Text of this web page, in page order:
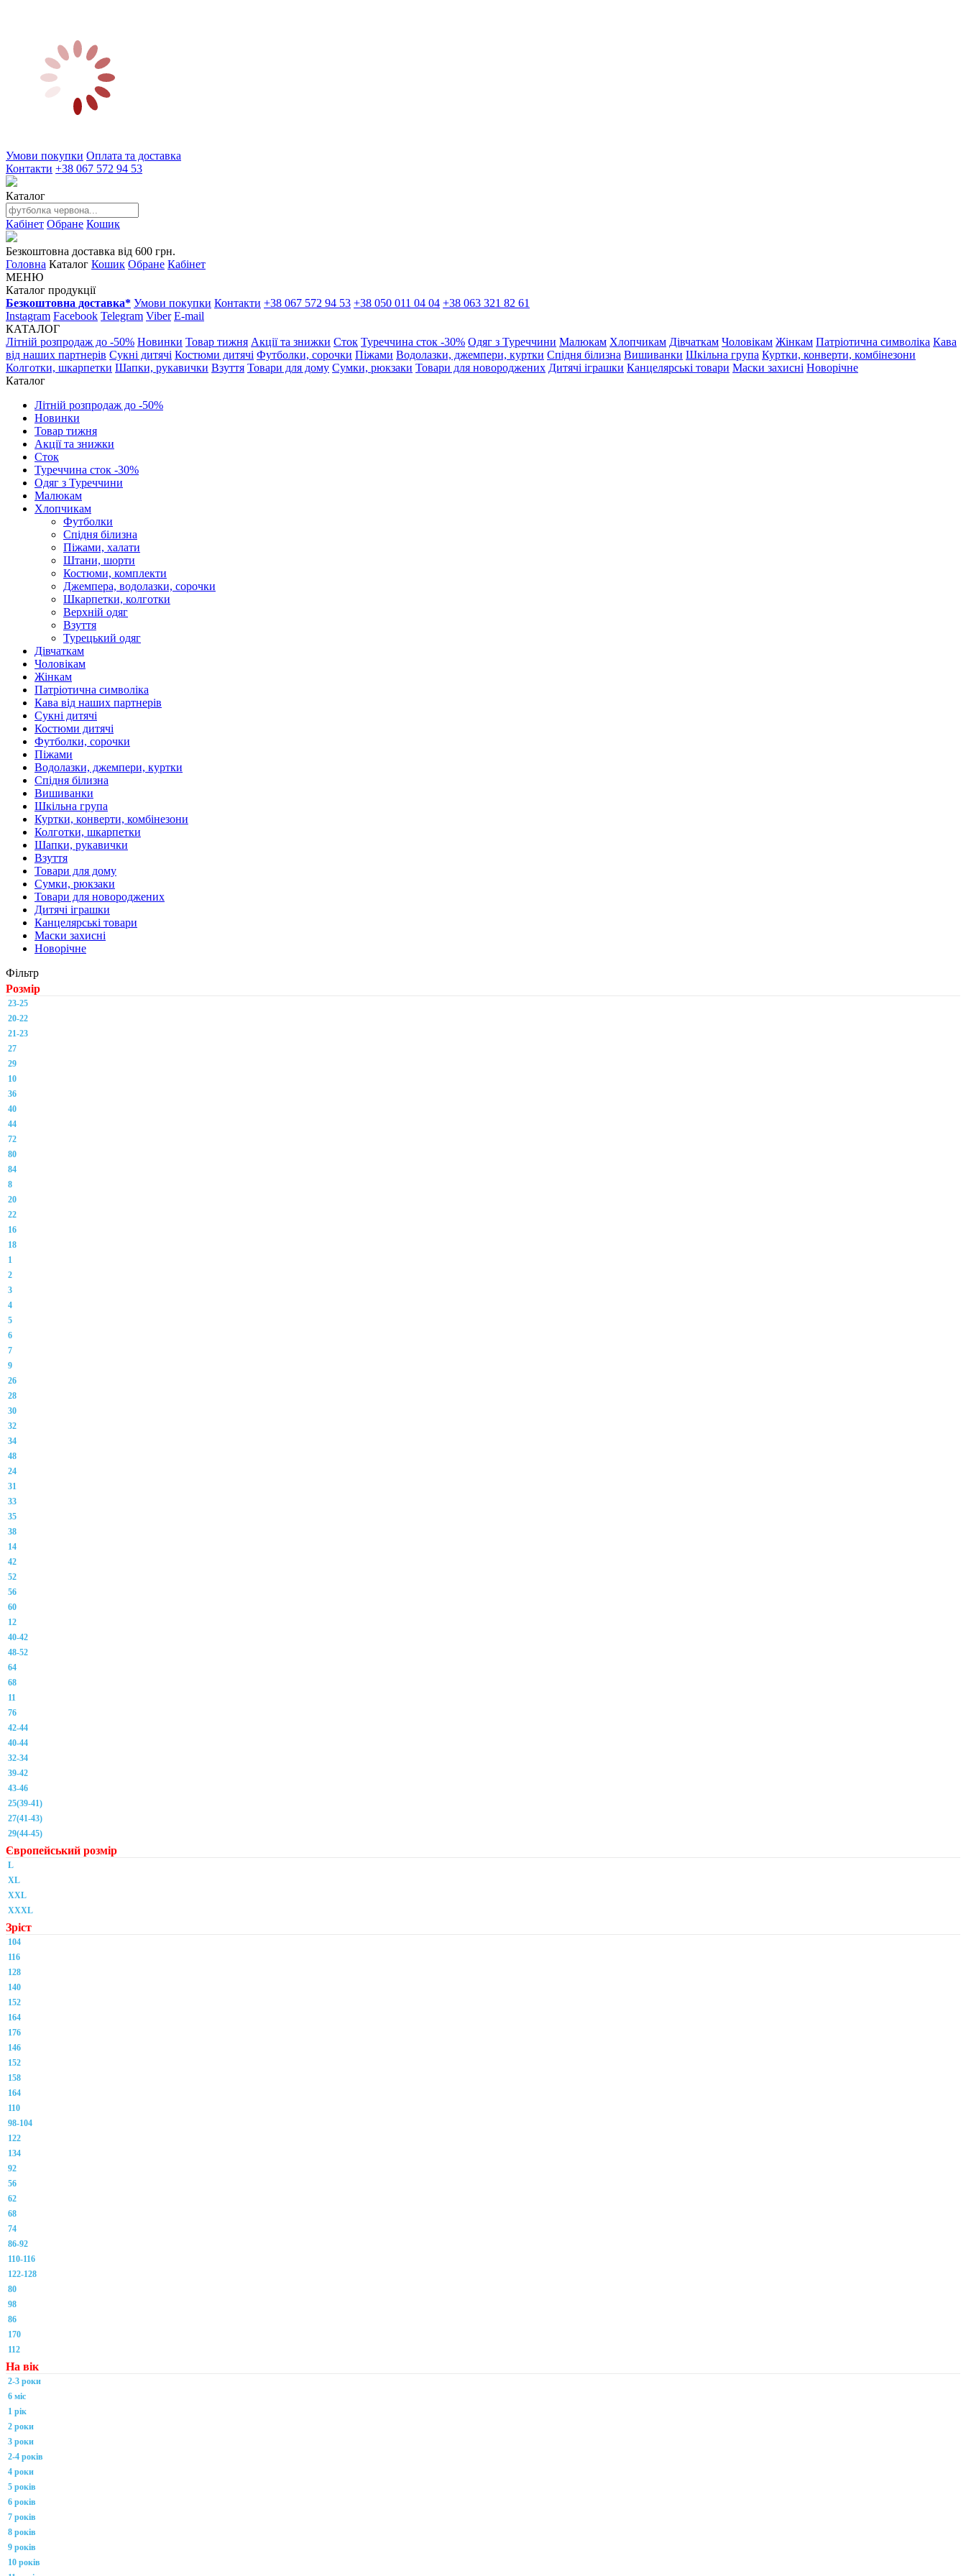
Умови покупки Оплата та доставка
Контакти +38 067 572 94 53
Каталог
Кабінет Обране Кошик
Безкоштовна доставка від 600 грн.
Головна Каталог Кошик Обране Кабінет
МЕНЮ
Каталог продукції
Безкоштовна доставка* Умови покупки Контакти +38 067 572 94 53 +38 050 011 04 04 +38 063 321 82 61
Instagram Facebook Telegram Viber E-mail
КАТАЛОГ
Літній розпродаж до -50% Новинки Товар тижня Акції та знижки Сток Туреччина сток -30% Одяг з Туреччини Малюкам Хлопчикам Дівчаткам Чоловікам Жінкам Патріотична символіка Кава
від наших партнерів Сукні дитячі Костюми дитячі Футболки, сорочки Піжами Водолазки, джемпери, куртки Спідня білизна Вишиванки Шкільна група Куртки, конверти, комбінезони
Колготки, шкарпетки Шапки, рукавички Взуття Товари для дому Сумки, рюкзаки Товари для новороджених Дитячі іграшки Канцелярські товари Маски захисні Новорічне
Каталог
Літній розпродаж до -50%
Новинки
Товар тижня
Акції та знижки
Сток
Туреччина сток -30%
Одяг з Туреччини
Малюкам
Хлопчикам
Футболки
Спідня білизна
Піжами, халати
Штани, шорти
Костюми, комплекти
Джемпера, водолазки, сорочки
Шкарпетки, колготки
Верхній одяг
Взуття
Турецький одяг
Дівчаткам
Чоловікам
Жінкам
Патріотична символіка
Кава від наших партнерів
Сукні дитячі
Костюми дитячі
Футболки, сорочки
Піжами
Водолазки, джемпери, куртки
Спідня білизна
Вишиванки
Шкільна група
Куртки, конверти, комбінезони
Колготки, шкарпетки
Шапки, рукавички
Взуття
Товари для дому
Сумки, рюкзаки
Товари для новороджених
Дитячі іграшки
Канцелярські товари
Маски захисні
Новорічне
Фільтр
Розмір
23-25
20-22
21-23
27
29
10
36
40
44
72
80
84
8
20
22
16
18
1
2
3
4
5
6
7
9
26
28
30
32
34
48
24
31
33
35
38
14
42
52
56
60
12
40-42
48-52
64
68
11
76
42-44
40-44
32-34
39-42
43-46
25(39-41)
27(41-43)
29(44-45)
Європейський розмір
L
XL
XXL
XXXL
Зріст
104
116
128
140
152
164
176
146
152
158
164
110
98-104
122
134
92
56
62
68
74
86-92
110-116
122-128
80
98
86
170
112
На вік
2-3 роки
6 міс
1 рік
2 роки
3 роки
2-4 років
4 роки
5 років
6 років
7 років
8 років
9 років
10 років